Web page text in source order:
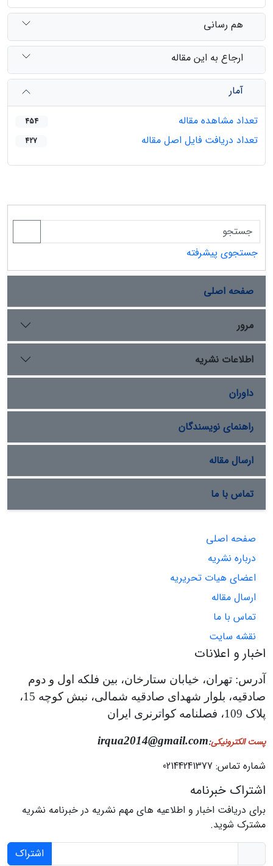
هم رسانی
ارجاع به این مقاله
آمار
تعداد مشاهده مقاله
454
تعداد دریافت فایل اصل مقاله 427
جستجوی پیشرفته
صفحه اصلی
مرور
اطلاعات نشریه
داوران
راهنمای نویسندگان
ارسال مقاله
تماس با ما
صفحه اصلی
درباره نشریه
اعضای هیات تحریریه
ارسال مقاله
تماس با ما
نقشه سایت
اخبار و اعلانات
آدرس: تهران، خیابان ستارخان، بین فلکه اول و دوم
صادقیه، بلوار شهدای صادقیه شمالی، نبش کوچه 15،
پلاک 109، فصلنامه کواترنری ایران
پست الکترونیکی:
irqua2014@gmail.com
شماره تماس: 02144241377
اشتراک خبرنامه
برای دریافت اخبار و اطلاعیه های مهم نشریه در خبرنامه نشریه
مشترک شوید.
اشتراک